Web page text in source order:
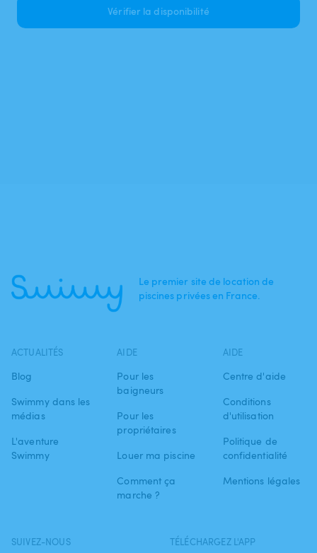
Vérifier la disponibilité
Le premier site de location de
piscines privées en France.
ACTUALITÉS
Blog
Swimmy dans les
médias
L'aventure
Swimmy
AIDE
Pour les
baigneurs
Pour les
propriétaires
Louer ma piscine
Comment ça
marche ?
AIDE
Centre d'aide
Conditions
d'utilisation
Politique de
confidentialité
Mentions légales
SUIVEZ-NOUS TÉLÉCHARGEZ L'APP